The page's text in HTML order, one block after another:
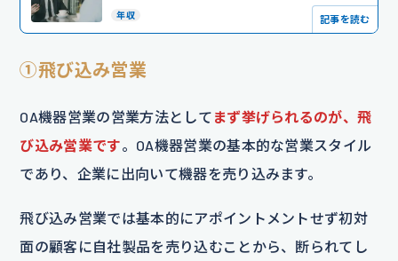
年収 記事を読む
①飛び込み営業
OA機器営業の営業方法として まず挙げられるのが、飛
び込み営業です。OA機器営業の基本的な営業スタイル
であり、企業に出向いて機器を売り込みます。
飛び込み営業では基本的にアポイントメントせず初対
面の顧客に自社製品を売り込むことから、断られてし